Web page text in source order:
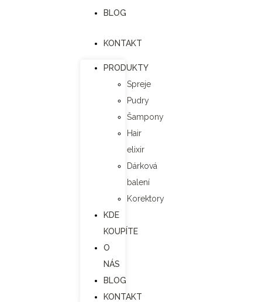
BLOG
KONTAKT
PRODUKTY
Spreje
Pudry
Šampony
Hair
elixir
Dárková
balení
Korektory
KDE
KOUPÍTE
O
NÁS
BLOG
KONTAKT